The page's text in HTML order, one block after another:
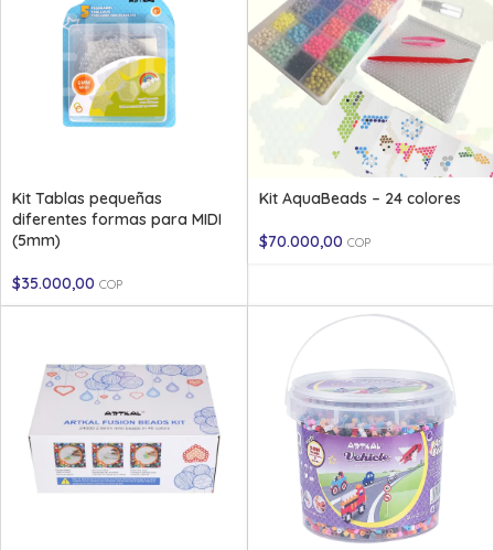
Kit Tablas pequeñas
diferentes formas para MIDI
(5mm)
$35.000,00 COP
Kit AquaBeads – 24 colores
$70.000,00 COP